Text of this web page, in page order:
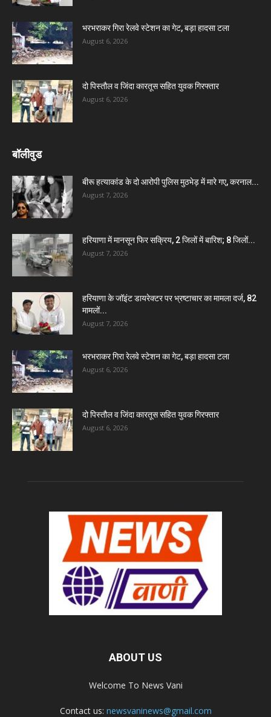
भरभराकर गिरा रेलवे स्टेशन का गेट, बड़ा हादसा टला
August 6, 2026
दो पिस्तौल व जिंदा कारतूस सहित युवक गिरफ्तार
August 6, 2026
बॉलीवुड
बीरू हत्याकांड के दो आरोपी पुलिस मुठभेड़ में मारे गए, करनाल...
August 7, 2026
हरियाणा में मानसून फिर सक्रिय, 2 जिलों में बारिश; 8 जिलों...
August 7, 2026
हरियाणा के जॉइंट डायरेक्टर पर भ्रष्टाचार का मामला दर्ज, 82
मामलों...
August 7, 2026
भरभराकर गिरा रेलवे स्टेशन का गेट, बड़ा हादसा टला
August 6, 2026
दो पिस्तौल व जिंदा कारतूस सहित युवक गिरफ्तार
August 6, 2026
ABOUT US
Welcome To News Vani
Contact us: newsvaninews@gmail.com